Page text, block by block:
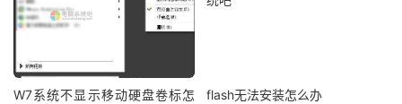
W7系统不显示移动硬盘卷标怎
flash无法安装怎么办